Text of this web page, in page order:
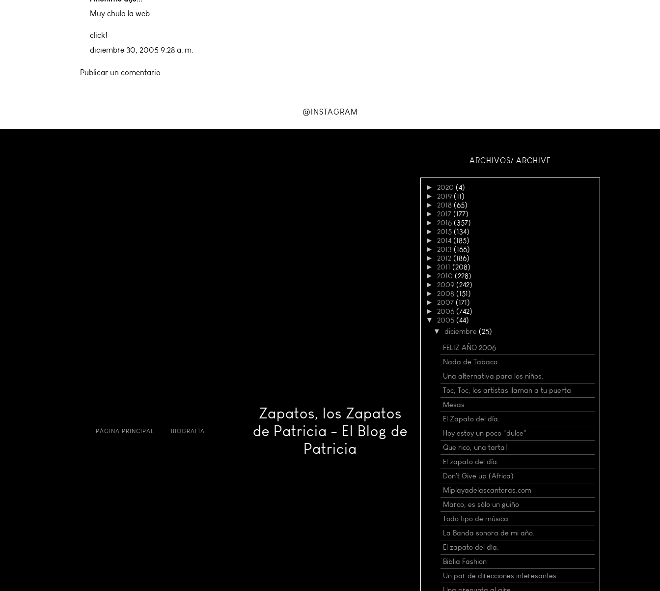
Muy chula la web...
click!
diciembre 30, 2005 9:28 a. m.
Publicar un comentario
@INSTAGRAM
PÁGINA PRINCIPAL BIOGRAFÍA
Zapatos, los Zapatos
de Patricia - El Blog de
Patricia
ARCHIVOS/ ARCHIVE
► 2020 (4)
► 2019 (11)
► 2018 (65)
► 2017 (177)
► 2016 (357)
► 2015 (134)
► 2014 (185)
► 2013 (166)
► 2012 (186)
► 2011 (208)
► 2010 (228)
► 2009 (242)
► 2008 (151)
► 2007 (171)
► 2006 (742)
▼ 2005 (44)
▼ diciembre (25)
FELIZ AÑO 2006
Nada de Tabaco
Una alternativa para los niños.
Toc, Toc, los artistas llaman a tu puerta
Mesas
El Zapato del día.
Hoy estoy un poco "dulce"
Que rico, una tarta!
El zapato del día.
Don't Give up (Africa)
Miplayadelascanteras.com
Marco, es sólo un guiño
Todo tipo de música.
La Banda sonora de mi año.
El zapato del día.
Biblia Fashion
Un par de direcciones interesantes